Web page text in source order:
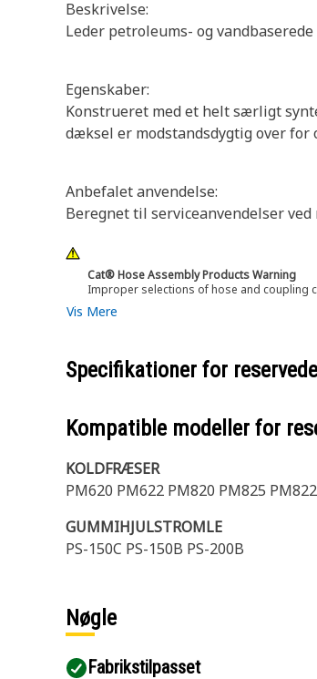
Beskrivelse:
Leder petroleums- og
Egenskaber:
Konstrueret med et helt særligt
dæksel er modstandsdygtig over for
Anbefalet anvendelse:
Beregnet til serviceanvendelser
Cat® Hose Assembly Products Warning
Improper selections of hose and coupling
Vis Mere
Specifikationer for
Kompatible modeller for
KOLDFRÆSER
PM620 PM622 PM820 PM825 PM822
GUMMIHJULSTROMLE
PS-150C PS-150B PS-200B
Nøgle
Fabrikstilpasset